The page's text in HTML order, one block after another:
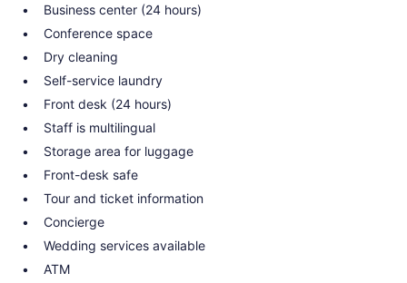
Business center (24 hours)
Conference space
Dry cleaning
Self-service laundry
Front desk (24 hours)
Staff is multilingual
Storage area for luggage
Front-desk safe
Tour and ticket information
Concierge
Wedding services available
ATM